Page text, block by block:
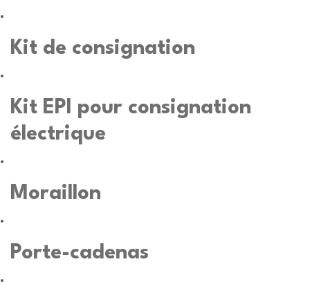
Kit de consignation
Kit EPI pour consignation
électrique
Moraillon
Porte-cadenas